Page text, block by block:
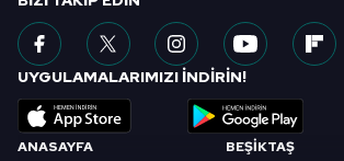
ANASAYFA BEŞİKTAŞ
UYGULAMALARIMIZI İNDİRİN!